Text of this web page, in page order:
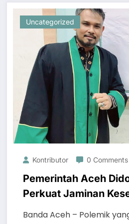
Uncategorized
Kontributor 0 Comments
Pemerintah Aceh
Perkuat Jaminan
demi Pelayanan
Banda Aceh – Polemik